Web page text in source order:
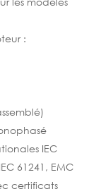
:
IEC
61241, EMC
certificats